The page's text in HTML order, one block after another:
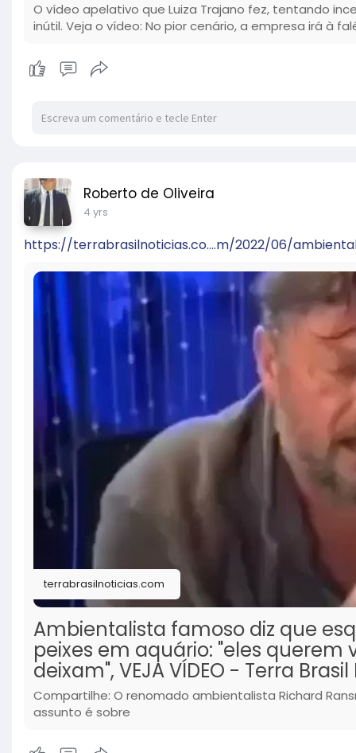
O vídeo apelativo que Luiza Trajano fez, tentando
inútil. Veja o vídeo: No pior cenário, a empresa irá à
Roberto de Oliveira
4 yrs
https://terrabrasilnoticias.co....m/2022/06/
terrabrasilnoticias.com
Ambientalista famoso diz que
peixes em aquário: "eles
deixam", VEJA VÍDEO - Terra
Compartilhe: O renomado ambientalista Richard
assunto é sobre